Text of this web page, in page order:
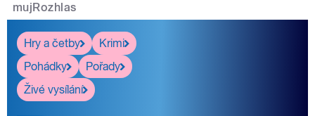
mujRozhlas
Hry a četby
Krimi
Pohádky
Pořady
Živé vysílání